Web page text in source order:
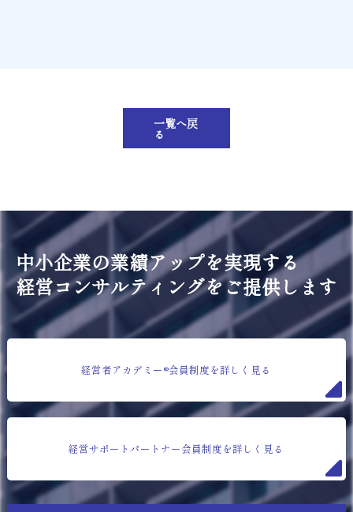
一覧へ戻
る
中小企業の業績アップを実現する
経営コンサルティングをご提供します
経営者アカデミー®会員制度を詳しく見る
経営サポートパートナー会員制度を詳しく見る